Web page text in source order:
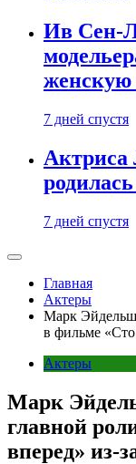
Ив Сен-
женскую
7 дней спустя
Актриса
7 дней спустя
Главная
Актеры
Марк
в фильме
Актеры
Марк
главной
вперед» из-